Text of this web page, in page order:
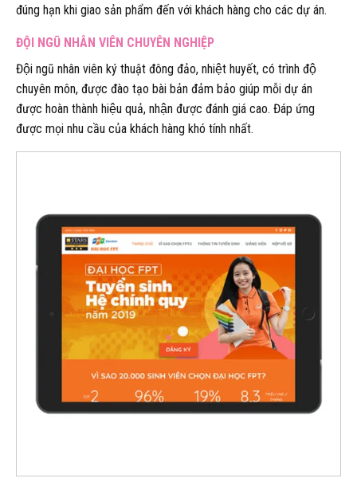
đúng hạn khi giao sản phẩm đến với khách hàng cho các dự án.
ĐỘI NGŨ NHÂN VIÊN CHUYÊN NGHIỆP
Đội ngũ nhân viên ký thuật đông đảo, nhiệt huyết, có trình độ
chuyên môn, được đào tạo bài bản đảm bảo giúp mỗi dự án
được hoàn thành hiệu quả, nhận được đánh giá cao. Đáp ứng
được mọi nhu cầu của khách hàng khó tính nhất.